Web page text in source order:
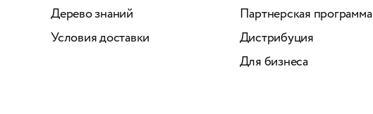
Дерево знаний
Условия доставки
Партнерская программа
Дистрибуция
Для бизнеса